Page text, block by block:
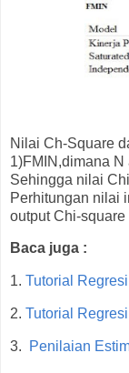
Nilai Ch-Square
1)FMIN,dimana
Sehingga nilai
Perhitungan nilai
output Chi-square
Baca juga :
1. Tutorial
2. Tutorial
3. Penilaian